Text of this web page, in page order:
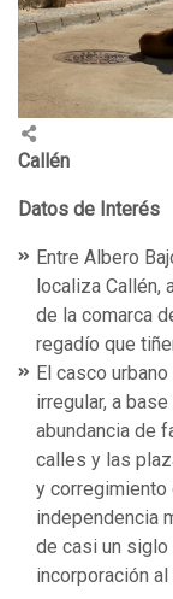
Callén
Datos de Interés
Entre Albero
localiza Callén,
de la comarca
regadío que
El casco
irregular, a
abundancia de
calles y las
y corregimiento
independencia
de casi un
incorporación